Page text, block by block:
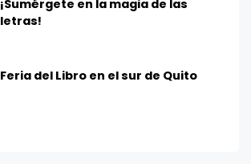
¡Sumérgete en la magia de las
letras!
Feria del Libro en el sur de Quito